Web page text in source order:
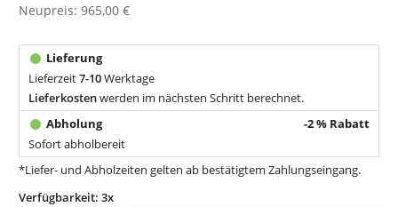
Neupreis: 965,00 €
Lieferzeit7-10Werktage
Lieferkostenwerden im nächsten Schritt berechnet.
-2 % Rabatt
Sofort abholbereit
*Liefer- und Abholzeiten gelten ab bestätigtem Zahlungseingang.
Verfügbarkeit: 3x